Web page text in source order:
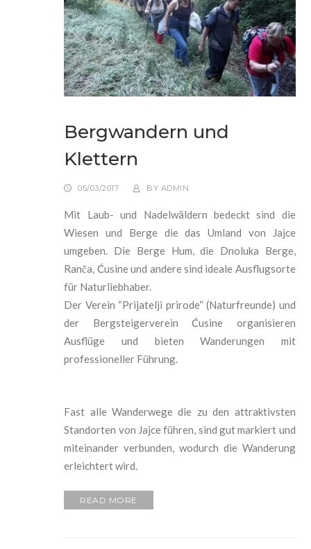
Bergwandern und
Klettern
05/03/2017 BY ADMIN
Mit Laub- und Nadelwäldern bedeckt sind die
Wiesen und Berge die das Umland von Jajce
umgeben. Die Berge Hum, die Dnoluka Berge,
Ranča, Ćusineund andere sind ideale Ausflugsorte
für Naturliebhaber.
Der Verein “Prijatelji prirode“ (Naturfreunde) und
der Bergsteigerverein Ćusine organisieren
Ausflüge und bieten Wanderungen mit
professioneller Führung.
Fast alle Wanderwege die zu den attraktivsten
Standorten von Jajce führen, sind gut markiert und
miteinander verbunden, wodurch die Wanderung
erleichtert wird.
READ MORE